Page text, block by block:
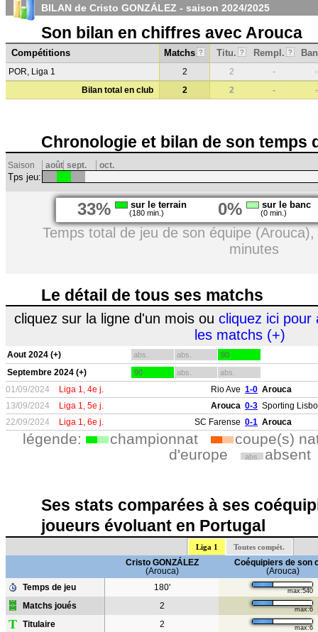
BILAN de Cristo GONZÁLEZ - saison 2024/2025
Son bilan en chiffres avec Arouca
Compétitions Matchs ? Titu. ? Rempl. ?
POR, Liga 1 2 2 -
-
Bilan total en club
2 2 - -
Chronologie et bilan de son temps
Saison août sept. oct.
Tps jeu:
33% sur le terrain
(180 min.) 0% sur le banc
(0 min.)
Temps total de jeu de son équipe
minutes
Le détail de tous ses matchs
cliquez sur la ligne d'un mois ou cliquez ici pour
les matchs (+)
Aout 2024 (+) abs. abs. 90
Septembre 2024 (+) 90 abs. abs.
01/09/2024 Liga 1, 4e j. Rio Ave 1-0 Arouca
13/09/2024
Liga 1, 5e j. Arouca 0-3 Sporting
22/09/2024
Liga 1, 6e j. SC Farense 0-1 Arouca
légende: championnat
coupe(s)
d'europe
abs. absent
Ses stats comparées à ses
joueurs évoluant en Portugal
Liga 1 Toutes compét.
Cristo GONZÁLEZ
(Arouca)
Coéquipiers de son
(Arouca)
Temps de jeu
180' max:540
Matchs joués 2 max:6
T Titulaire 2 max:6